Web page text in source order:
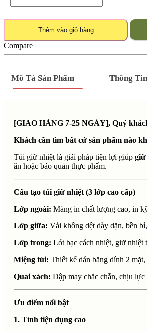
Thêm vào giỏ hàng
Compare
Mô Tả Sản Phẩm Thông
[GIAO HÀNG 7-25 NGÀY], Quý
Khách cần tìm bất cứ sản phẩm nào
Túi giữ nhiệt là giải pháp tiện lợi giúp giữ
ăn hoặc bảo quản thực phẩm.
Cấu tạo túi giữ nhiệt (3 lớp cao cấp)
Lớp ngoài: Màng in chất lượng cao, in
Lớp giữa: Vải không dệt dày dặn, bền
Lớp trong: Lót bạc cách nhiệt, giữ nhiệt
Miệng túi: Thiết kế dán băng dính 2
Quai xách: Dập may chắc chắn, chịu lực
Ưu điểm nổi bật
1. Tính tiện dụng cao